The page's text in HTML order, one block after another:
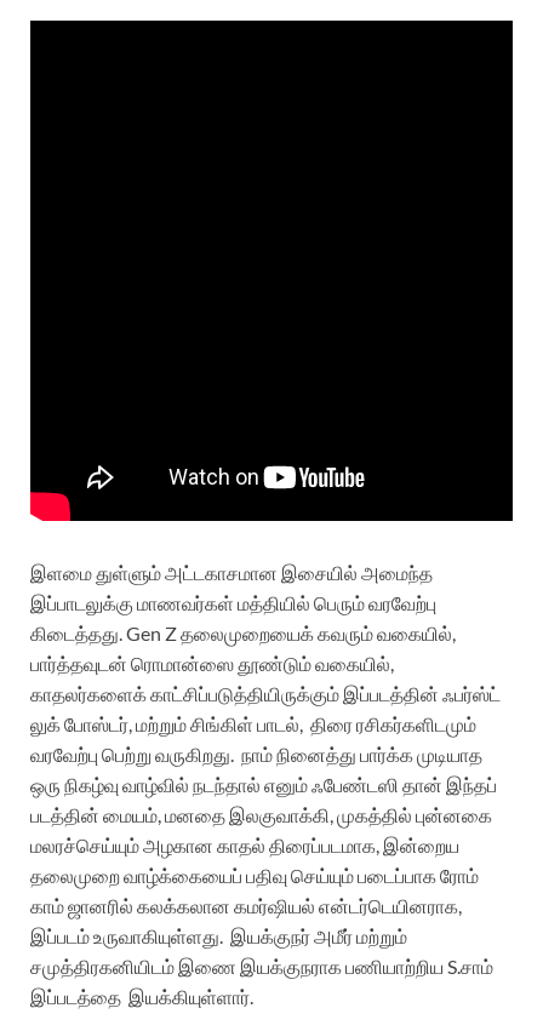
இளமை துள்ளும் அட்டகாசமான இசையில் அமைந்த
இப்பாடலுக்கு மாணவர்கள் மத்தியில் பெரும் வரவேற்பு
கிடைத்தது.Gen Z தலைமுறையைக் கவரும் வகையில்,
பார்த்தவுடன் ரொமான்ஸை தூண்டும் வகையில்,
காதலர்களைக் காட்சிப்படுத்தியிருக்கும் இப்படத்தின் ஃபர்ஸ்ட்
லுக் போஸ்டர், மற்றும் சிங்கிள் பாடல், திரை ரசிகர்களிடமும்
வரவேற்பு பெற்று வருகிறது. நாம் நினைத்து பார்க்க முடியாத
ஒரு நிகழ்வு வாழ்வில் நடந்தால் எனும் ஃபேண்டஸி தான் இந்தப்
படத்தின் மையம், மனதை இலகுவாக்கி, முகத்தில் புன்னகை
மலரச்செய்யும் அழகான காதல் திரைப்படமாக, இன்றைய
தலைமுறை வாழ்க்கையைப் பதிவு செய்யும் படைப்பாக ரோம்
காம் ஜானரில் கலக்கலான கமர்ஷியல் என்டர்டெயினராக,
இப்படம் உருவாகியுள்ளது. இயக்குநர் அமீர் மற்றும்
சமுத்திரகனியிடம் இணை இயக்குநராக பணியாற்றிய S.சாம்
இப்படத்தை இயக்கியுள்ளார்.